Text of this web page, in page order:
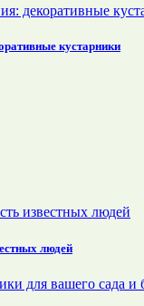
кустарники
людей